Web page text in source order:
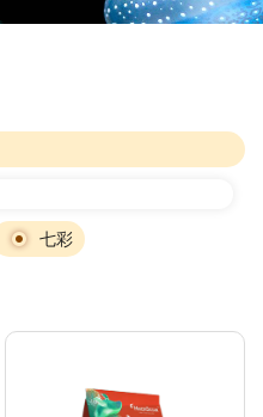
七彩